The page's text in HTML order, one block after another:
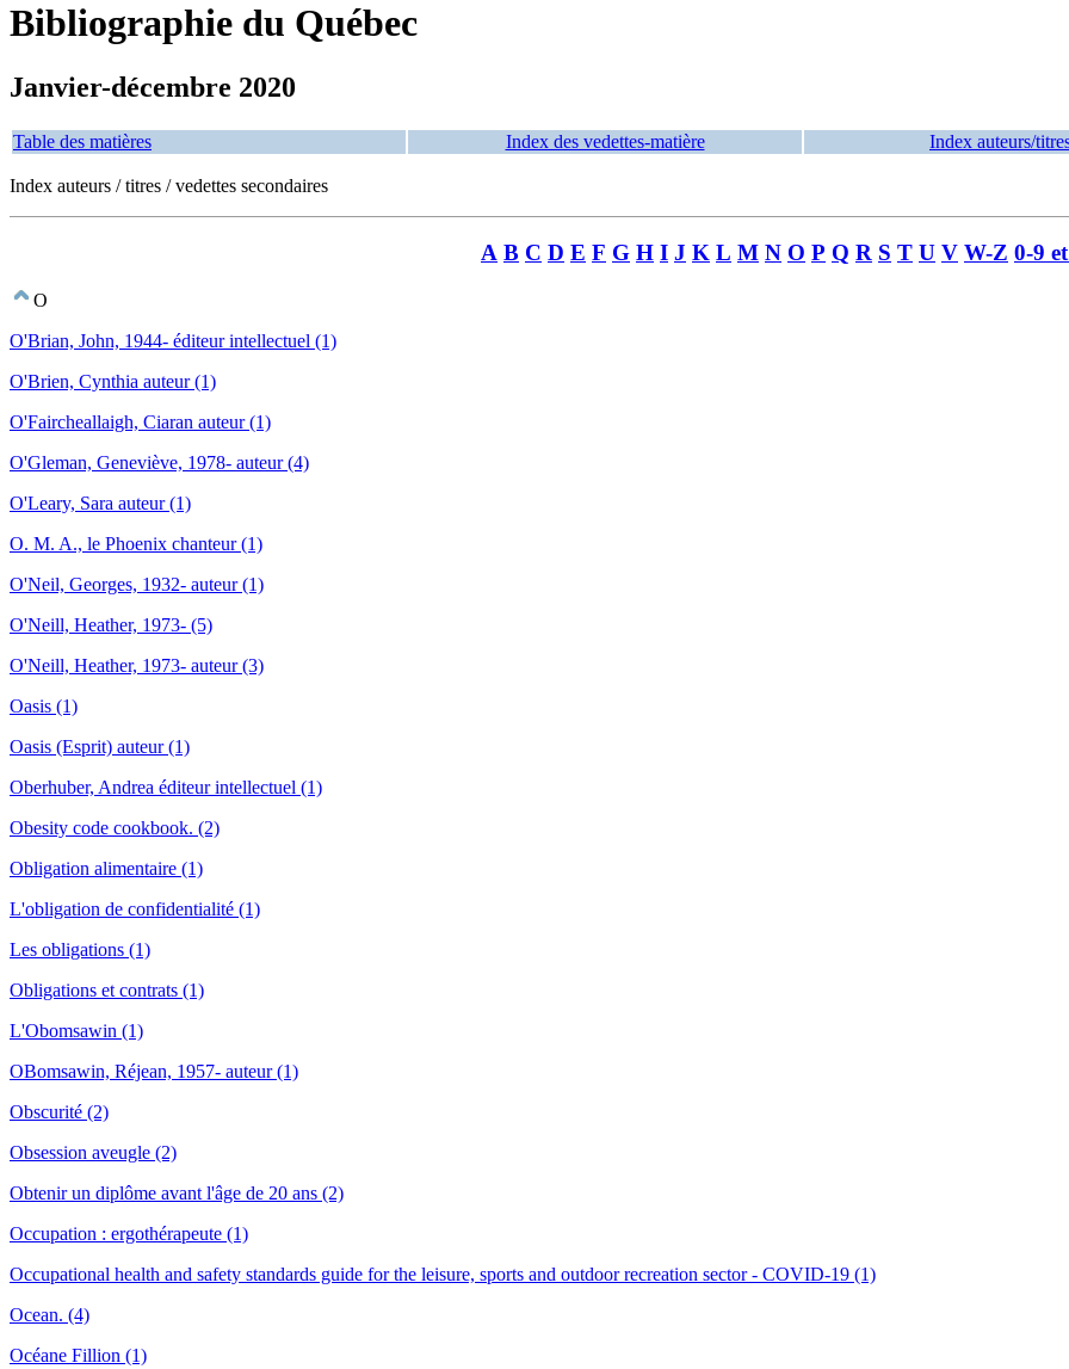
Bibliographie du Québec
Janvier-décembre 2020
Table des matières Index des vedettes-matière Index auteurs/
Index auteurs / titres / vedettes secondaires
A B C D E F G H I J K L M N O P Q R S T U V W-Z 0-9
O
O'Brian, John, 1944- éditeur intellectuel (1)
O'Brien, Cynthia auteur (1)
O'Faircheallaigh, Ciaran auteur (1)
O'Gleman, Geneviève, 1978- auteur (4)
O'Leary, Sara auteur (1)
O. M. A., le Phoenix chanteur (1)
O'Neil, Georges, 1932- auteur (1)
O'Neill, Heather, 1973- (5)
O'Neill, Heather, 1973- auteur (3)
Oasis (1)
Oasis (Esprit) auteur (1)
Oberhuber, Andrea éditeur intellectuel (1)
Obesity code cookbook. (2)
Obligation alimentaire (1)
L'obligation de confidentialité (1)
Les obligations (1)
Obligations et contrats (1)
L'Obomsawin (1)
OBomsawin, Réjean, 1957- auteur (1)
Obscurité (2)
Obsession aveugle (2)
Obtenir un diplôme avant l'âge de 20 ans (2)
Occupation : ergothérapeute (1)
Occupational health and safety standards guide for the leisure, sports and outdoor recreation sector - COVID-19 (1)
Ocean. (4)
Océane Fillion (1)